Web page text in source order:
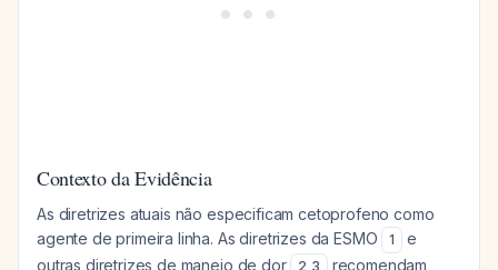
Contexto da Evidência
As diretrizes atuais não especificam cetoprofeno como
agente de primeira linha. As diretrizes da ESMO
1
e
outras diretrizes de manejo de dor
2,3
recomendam